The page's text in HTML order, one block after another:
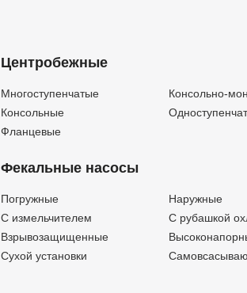
EVMSL32 3-0LF5BQ1VG V
Центробежные
Многоступенчатые
Консольно-
Консольные
Фланцевые
Фекальные насосы
Погружные
Наружные
C измельчителем
С рубашкой
Взрывозащищенные
Сухой установки